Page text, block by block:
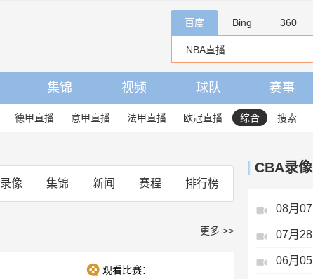
百度 Bing 360
集锦 视频 球队 赛事
德甲直播 意甲直播 法甲直播 欧冠直播 综合 搜索
录像 集锦 新闻 赛程 排行榜
更多 >>
观看比赛：
CBA录像